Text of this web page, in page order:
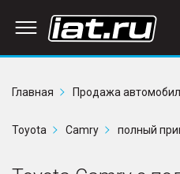
Главная
Продажа
Toyota Camry полный